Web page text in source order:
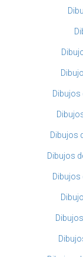
Dibujos
Dibujos
Dibujos
Dibujos